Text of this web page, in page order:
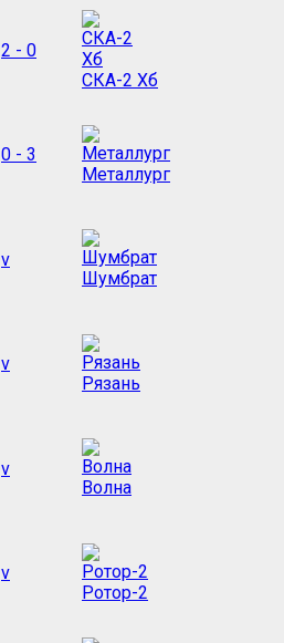
2 - 0
СКА-2 Хб
0 - 3
Металлург
v
Шумбрат
v
Рязань
v
Волна
v
Ротор-2